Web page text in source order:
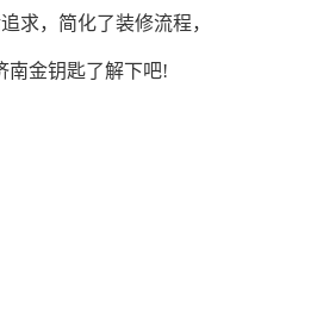
，简化了装修流程，
南金钥匙了解下吧!